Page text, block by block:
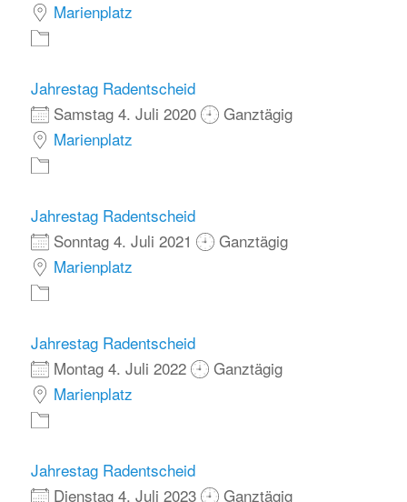
Marienplatz
Jahrestag Radentscheid
Samstag 4. Juli 2020
Ganztägig
Marienplatz
Jahrestag Radentscheid
Sonntag 4. Juli 2021
Ganztägig
Marienplatz
Jahrestag Radentscheid
Montag 4. Juli 2022
Ganztägig
Marienplatz
Jahrestag Radentscheid
Dienstag 4. Juli 2023
Ganztägig